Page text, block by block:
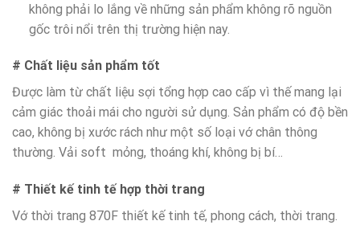
không phải lo lắng về những sản phẩm không rõ nguồn
gốc trôi nổi trên thị trường hiện nay.
# Chất liệu sản phẩm tốt
Được làm từ chất liệu sợi tổng hợp cao cấp vì thế mang lại
cảm giác thoải mái cho người sử dụng. Sản phẩm có độ bền
cao, không bị xước rách như một số loại vớ chân thông
thường. Vải soft mỏng, thoáng khí, không bị bí…
# Thiết kế tinh tế hợp thời trang
Vớ thời trang 870F thiết kế tinh tế, phong cách, thời trang.